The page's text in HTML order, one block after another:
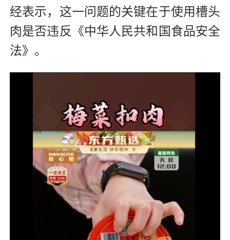
经表示，这一问题的关键在于使用槽头
肉是否违反《中华人民共和国食品安全
法》。